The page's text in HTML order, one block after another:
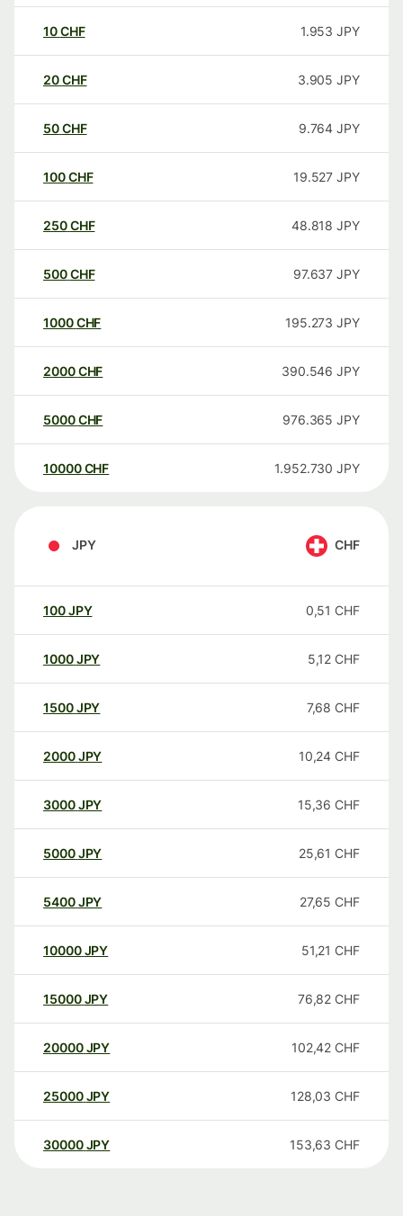
10CHF 1.953 JPY
20CHF 3.905 JPY
50CHF 9.764 JPY
100CHF 19.527 JPY
250CHF 48.818 JPY
500CHF 97.637 JPY
1000CHF 195.273 JPY
2000CHF 390.546 JPY
5000CHF 976.365 JPY
10000 CHF 1.952.730 JPY
JPY CHF
100JPY 0,51 CHF
1000JPY 5,12 CHF
1500JPY 7,68 CHF
2000JPY 10,24 CHF
3000JPY 15,36 CHF
5000JPY 25,61 CHF
5400JPY 27,65 CHF
10000 JPY 51,21 CHF
15000 JPY 76,82 CHF
20000 JPY 102,42 CHF
25000 JPY 128,03 CHF
30000 JPY 153,63 CHF